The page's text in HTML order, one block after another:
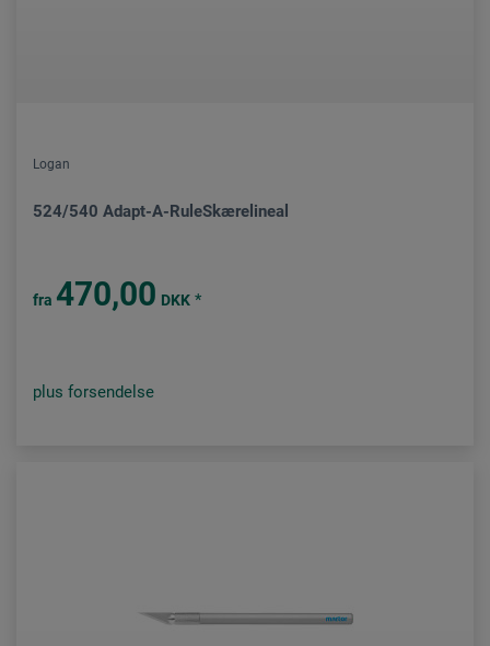
Logan
524/540 Adapt-A-RuleSkærelineal
fra 470,00 DKK *
plus forsendelse